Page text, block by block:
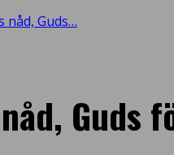
nåd, Guds…
Guds